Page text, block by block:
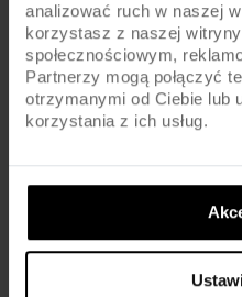
analizować ruch w naszej
korzystasz z naszej
społecznościowym,
Partnerzy mogą połączyć
otrzymanymi od Ciebie lub
korzystania z ich usług.
Błotniki
Pedały
Wspornik kierownicy